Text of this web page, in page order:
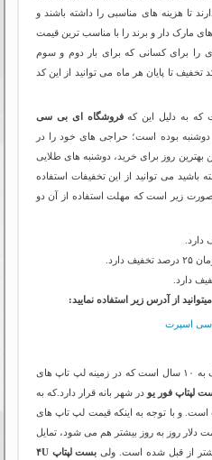
تا هزینه های مناسبی را داشته باشند و
مارک دار و برند را با مناسب ترین قیمت
را برای کسانی که برای بار دوم و سوم
تا پایان هر ماه می توانید از این کد
که به دلیل این کهفروشگاه ای بی سی
بوده است؛ حراجی های خود را در
بهترین روز برای خرید، دوشنبه های طلایی
می توانید از این تخفیفات استفاده
زیر است که مهلت استفاده از آن دو
از آدرس زیر استفاده نمایید:
سی اسپرت
نزدیک به ۱۰ سال است که در زمینه لپ تاپ های
لپتاپ فور یو در شهر بانه قرار دارد.که به
و با توجه به اینکه قیمت لپ تاپ های
دلار روز به روز بیشتر هم می شود، تمایل
از قبل شده است. ولیبست لپتاپ ۴U